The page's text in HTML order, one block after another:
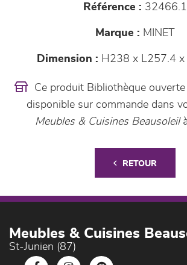
Référence : 32466.1
Marque : MINET
Dimension : H238 x L257.4 x
Ce produit Bibliothèque
disponible sur commande dans
Meubles & Cuisines Beausoleil
RETOUR
Meubles & Cuisines
St-Junien (87)